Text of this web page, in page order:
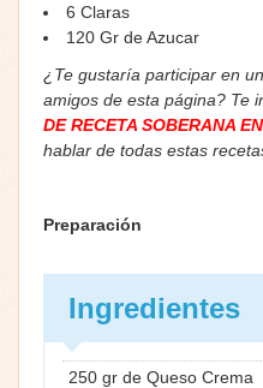
6 Claras
120 Gr de Azucar
¿Te gustaría participar en
amigos de esta página? Te
DE RECETA SOBERANA
hablar de todas estas
Preparación
Ingredientes
250 gr de Queso Crema